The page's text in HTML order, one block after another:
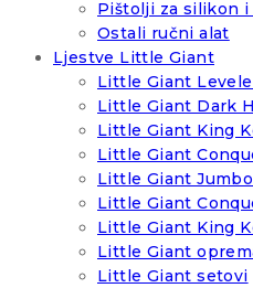
Pištolji za silikon i
Ostali ručni alat
Ljestve Little Giant
Little Giant
Little Giant Dark
Little Giant King
Little Giant
Little Giant
Little Giant
Little Giant King
Little Giant
Little Giant setovi